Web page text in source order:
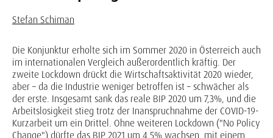
Stefan Schiman
Die Konjunktur erholte sich im Sommer 2020 in Österreich auch
im internationalen Vergleich außerordentlich kräftig. Der
zweite Lockdown drückt die Wirtschaftsaktivität 2020 wieder,
aber – da die Industrie weniger betroffen ist – schwächer als
der erste. Insgesamt sank das reale BIP 2020 um 7,3%, und die
Arbeitslosigkeit stieg trotz der Inanspruchnahme der COVID-19-
Kurzarbeit um ein Drittel. Ohne weiteren Lockdown ("No Policy
Change") dürfte das BIP 2021 um 4,5% wachsen, mit einem